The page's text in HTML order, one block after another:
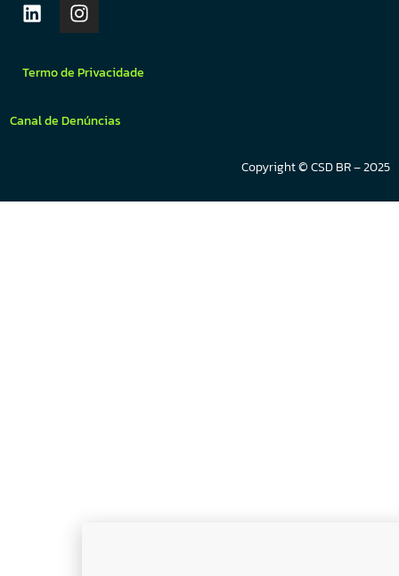
Termo de Privacidade
Canal de Denúncias
Copyright © CSD BR – 2025